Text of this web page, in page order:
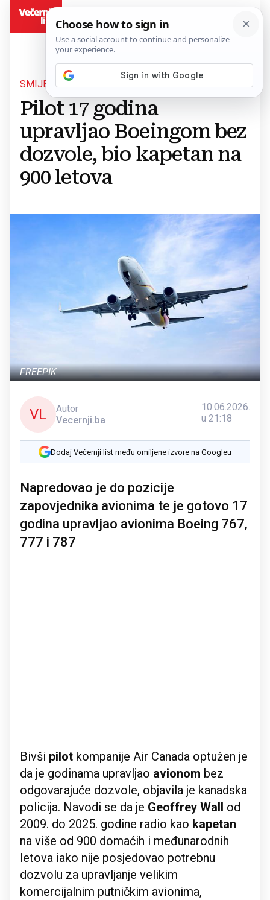
SMIJENJEN I OPTUŽEN
Pilot 17 godina
upravljao Boeingom bez
dozvole, bio kapetan na
900 letova
FREEPIK
VL
Autor
Vecernji.ba
10.06.2026.
u 21:18
Dodaj Večernji list među omiljene izvore na Googleu
Napredovao je do pozicije
zapovjednika avionima te je gotovo 17
godina upravljao avionima Boeing 767,
777 i 787
Bivši pilot kompanije Air Canada optužen je
da je godinama upravljao avionom bez
odgovarajuće dozvole, objavila je kanadska
policija. Navodi se da je Geoffrey Wall od
2009. do 2025. godine radio kao kapetan
na više od 900 domaćih i međunarodnih
letova iako nije posjedovao potrebnu
dozvolu za upravljanje velikim
komercijalnim putničkim avionima,